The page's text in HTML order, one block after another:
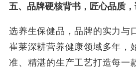
五、品牌硬核背书，匠心品质
选养生保健品，品牌的实力与
崔莱深耕营养健康领域多年，
准、精湛的生产工艺打造每一